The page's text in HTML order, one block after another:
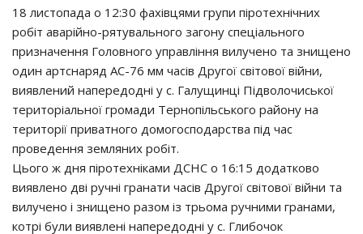
18 листопада о 12:30 фахівцями групи піротехнічних
робіт аварійно-рятувального загону спеціального
призначення Головного управління вилучено та знищено
один артснаряд АС-76 мм часів Другої світової війни,
виявлений напередодні у с. Галущинці Підволочиської
територіальної громади Тернопільського району на
території приватного домогосподарства під час
проведення земляних робіт.
Цього ж дня піротехніками ДСНС о 16:15 додатково
виявлено дві ручні гранати часів Другої світової війни та
вилучено і знищено разом із трьома ручними гранами,
котрі були виявлені напередодні у с. Глибочок